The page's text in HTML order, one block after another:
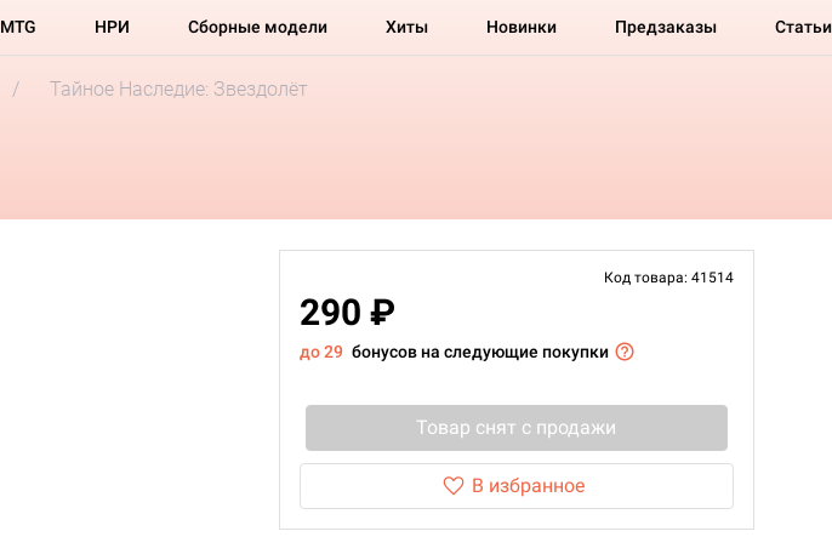
MTG НРИ Сборные модели Хиты Новинки Предзаказы Статьи
Тайное Наследие: Звездолёт
Код товара: 41514
290 ₽
до 29 бонусов на следующие покупки
Товар снят с продажи
В избранное